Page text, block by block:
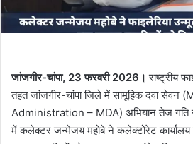
जांजगीर-चांपा, 23 फरवरी 2026। राष्ट्रीय
तहत जांजगीर-चांपा जिले में सामूहिक दवा सेवन
Administration – MDA) अभियान तेज गति से
में कलेक्टर जन्मेजय महोबे ने कलेक्टोरेट कार्यालय